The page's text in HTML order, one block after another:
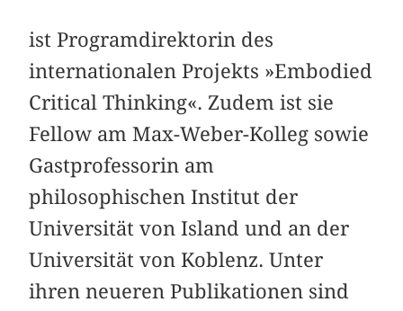
ist Programdirektorin des
internationalen Projekts »Embodied
Critical Thinking«. Zudem ist sie
Fellow am Max-Weber-Kolleg sowie
Gastprofessorin am
philosophischen Institut der
Universität von Island und an der
Universität von Koblenz. Unter
ihren neueren Publikationen sind